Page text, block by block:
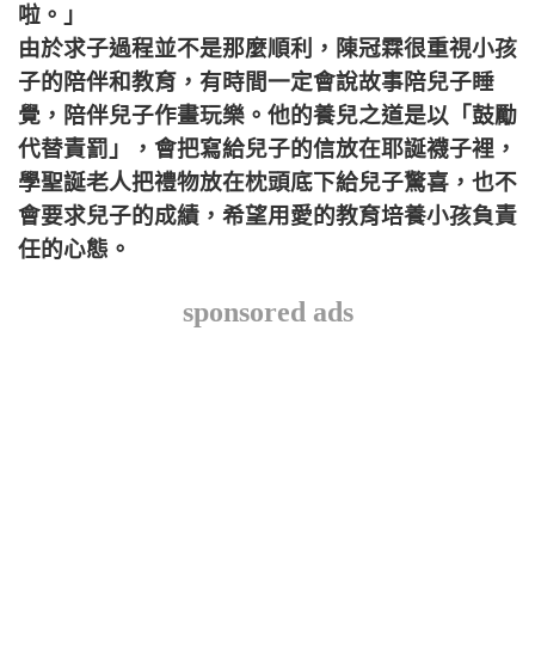
啦。」
由於求子過程並不是那麼順利，陳冠霖很重視小孩
子的陪伴和教育，有時間一定會說故事陪兒子睡
覺，陪伴兒子作畫玩樂。他的養兒之道是以「鼓勵
代替責罰」，會把寫給兒子的信放在耶誕襪子裡，
學聖誕老人把禮物放在枕頭底下給兒子驚喜，也不
會要求兒子的成績，希望用愛的教育培養小孩負責
任的心態。
sponsored ads